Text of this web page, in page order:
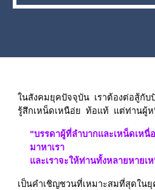
ในสังคมยุคปัจจุบัน  เราต้องต่อสู้กับ
รู้สึกเหน็ดเหนือ่ย  ท้อแท้  แต่ท่านผู้
"บรรดาผู้ที่ลำบากและเหน็ดเหนื่
มาหาเรา
และเราจะให้ท่านทั้งหลายหายเ
เป็นคำเชิญชวนที่เหมาะสมที่สุดในยุ